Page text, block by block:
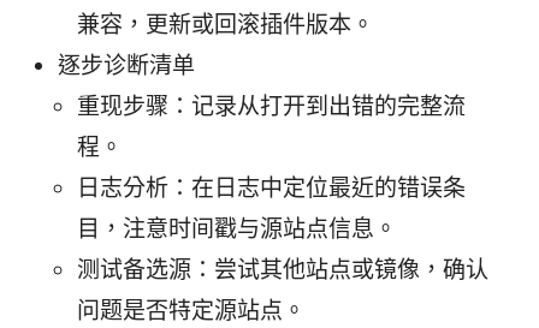
兼容，更新或回滚插件版本。
逐步诊断清单
重现步骤：记录从打开到出错的完整流
程。
日志分析：在日志中定位最近的错误条
目，注意时间戳与源站点信息。
测试备选源：尝试其他站点或镜像，确认
问题是否特定源站点。